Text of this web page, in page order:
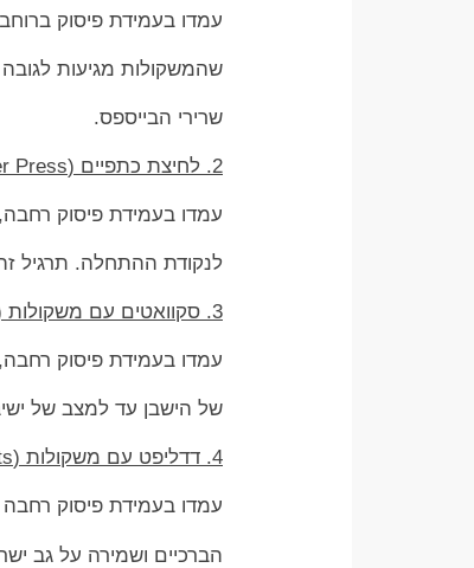
עמדו בעמידת פיסוק
שהמשקולות מגיעות
שרירי הבייספס.
2. לחיצת כתפיים (Shoulder Press)
עמדו בעמידת פיסוק
לנקודת ההתחלה. תרגיל
3. סקוואטים עם משקולות (Weighted Squats)
עמדו בעמידת פיסוק רחבה,
של הישבן עד למצב של
4. דדליפט עם משקולות (Deadlifts)
עמדו בעמידת פיסוק רחבה
הברכיים ושמירה על גב